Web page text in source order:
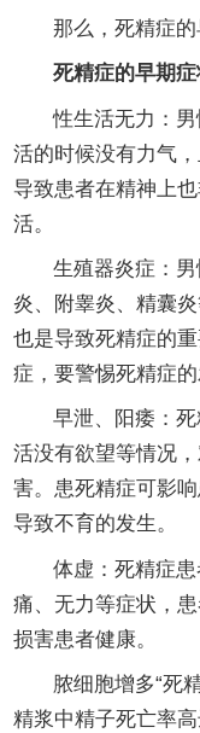
那么，死精症
死精症的早期
性生活无力：
活的时候没有力气
导致患者在精神上
活。
生殖器炎症：
炎、附睾炎、精囊
也是导致死精症的
症，要警惕死精症的
早泄、阳痿：
活没有欲望等情况
害。患死精症可影
导致不育的发生。
体虚：死精症
痛、无力等症状，
损害患者健康。
脓细胞增多“死
精浆中精子死亡率